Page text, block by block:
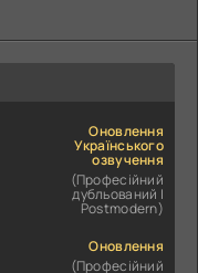
Оновлення
Українського
озвучення
(Професійний
дубльований |
Postmodern)
Оновлення
(Професійний